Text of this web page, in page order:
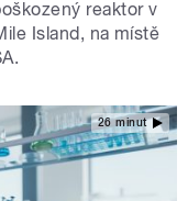
reaktor v
Island, na místě
26 minut